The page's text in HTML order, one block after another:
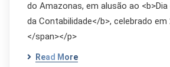
do Amazonas, em alusão ao
da Contabilidade</b>, celebrado em
</span></p>
Read More